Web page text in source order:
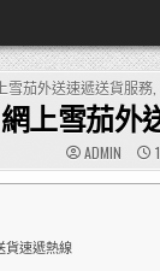
雪茄外送速遞送貨服務,
上雪茄
ADMIN
貨速遞熱線